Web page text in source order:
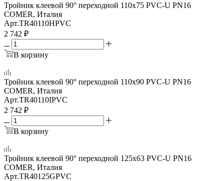
Тройник клеевой 90° переходной 110x75 PVC-U PN16
COMER, Италия
Арт.TR40110HPVC
2 742 ₽
В корзину
Тройник клеевой 90° переходной 110x90 PVC-U PN16
COMER, Италия
Арт.TR40110IPVC
2 742 ₽
В корзину
Тройник клеевой 90° переходной 125x63 PVC-U PN16
COMER, Италия
Арт.TR40125GPVC